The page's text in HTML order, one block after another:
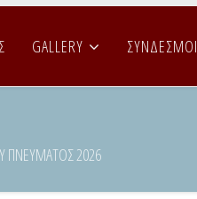
GALLERY ΣΥΝΔΕΣΜΟΙ
ΠΝΕΥΜΑΤΟΣ 2026